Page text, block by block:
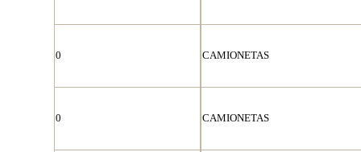
0 CAMIONETAS
0 CAMIONETAS